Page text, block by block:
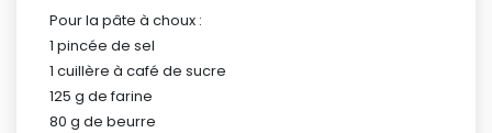
Pour la pâte à choux :
1 pincée de sel
1 cuillère à café de sucre
125 g de farine
80 g de beurre